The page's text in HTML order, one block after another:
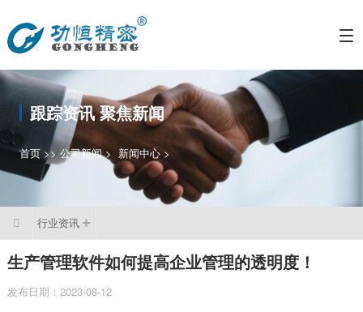
跟踪资讯 聚焦新闻
首页>>公司新闻> 新闻中心>
 行业资讯
生产管理软件如何提高企业管理的透明度！
发布日期：2023-08-12